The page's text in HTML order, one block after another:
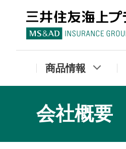
商品情報
会社概要